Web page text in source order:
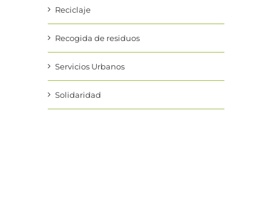
Reciclaje
Recogida de residuos
Servicios Urbanos
Solidaridad